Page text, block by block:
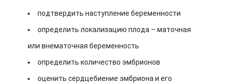
подтвердить наступление беременности
определить локализацию плода – маточная
или внематочная беременность
определить количество эмбрионов
оценить сердцебиение эмбриона и его